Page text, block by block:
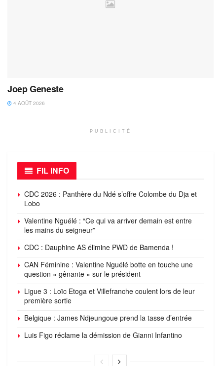
Joep Geneste
4 AOÛT 2026
PUBLICITÉ
FIL INFO
CDC 2026 : Panthère du Ndé s’offre Colombe du Dja et
Lobo
Valentine Nguélé : “Ce qui va arriver demain est entre
les mains du seigneur”
CDC : Dauphine AS élimine PWD de Bamenda !
CAN Féminine : Valentine Nguélé botte en touche une
question « gênante » sur le président
Ligue 3 : Loïc Etoga et Villefranche coulent lors de leur
première sortie
Belgique : James Ndjeungoue prend la tasse d’entrée
Luis Figo réclame la démission de Gianni Infantino